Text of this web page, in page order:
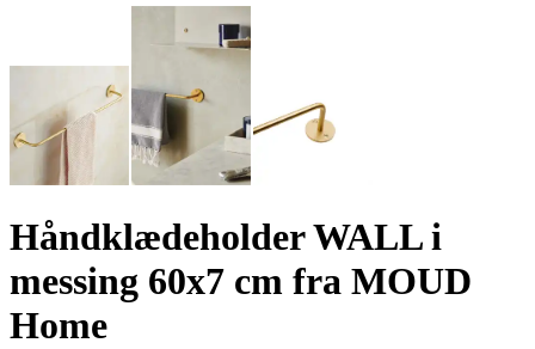
Håndklædeholder WALL i
messing 60x7 cm fra MOUD
Home